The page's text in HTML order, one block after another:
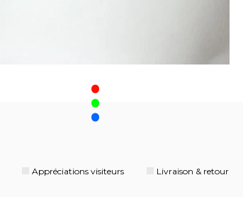
.
Appréciations visiteurs Livraison & retour